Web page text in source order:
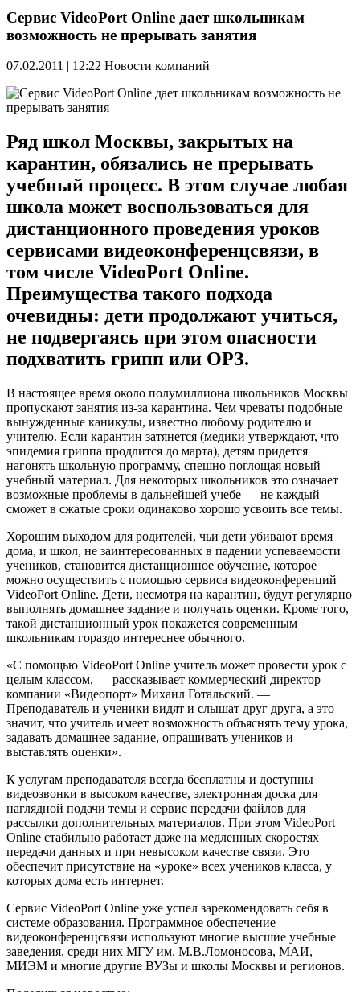
Сервис VideoPort Online дает школьникам
возможность не прерывать занятия
07.02.2011 | 12:22 Новости компаний
Ряд школ Москвы, закрытых на
карантин, обязались не прерывать
учебный процесс. В этом случае любая
школа может воспользоваться для
дистанционного проведения уроков
сервисами видеоконференцсвязи, в
том числе VideoPort Online.
Преимущества такого подхода
очевидны: дети продолжают учиться,
не подвергаясь при этом опасности
подхватить грипп или ОРЗ.
В настоящее время около полумиллиона школьников Москвы
пропускают занятия из-за карантина. Чем чреваты подобные
вынужденные каникулы, известно любому родителю и
учителю. Если карантин затянется (медики утверждают, что
эпидемия гриппа продлится до марта), детям придется
нагонять школьную программу, спешно поглощая новый
учебный материал. Для некоторых школьников это означает
возможные проблемы в дальнейшей учебе — не каждый
сможет в сжатые сроки одинаково хорошо усвоить все темы.
Хорошим выходом для родителей, чьи дети убивают время
дома, и школ, не заинтересованных в падении успеваемости
учеников, становится дистанционное обучение, которое
можно осуществить с помощью сервиса видеоконференций
VideoPort Online. Дети, несмотря на карантин, будут регулярно
выполнять домашнее задание и получать оценки. Кроме того,
такой дистанционный урок покажется современным
школьникам гораздо интереснее обычного.
«С помощью VideoPort Online учитель может провести урок с
целым классом, — рассказывает коммерческий директор
компании «Видеопорт» Михаил Готальский. —
Преподаватель и ученики видят и слышат друг друга, а это
значит, что учитель имеет возможность объяснять тему урока,
задавать домашнее задание, опрашивать учеников и
выставлять оценки».
К услугам преподавателя всегда бесплатны и доступны
видеозвонки в высоком качестве, электронная доска для
наглядной подачи темы и сервис передачи файлов для
рассылки дополнительных материалов. При этом VideoPort
Online стабильно работает даже на медленных скоростях
передачи данных и при невысоком качестве связи. Это
обеспечит присутствие на «уроке» всех учеников класса, у
которых дома есть интернет.
Сервис VideoPort Online уже успел зарекомендовать себя в
системе образования. Программное обеспечение
видеоконференцсвязи используют многие высшие учебные
заведения, среди них МГУ им. М.В.Ломоносова, МАИ,
МИЭМ и многие другие ВУЗы и школы Москвы и регионов.